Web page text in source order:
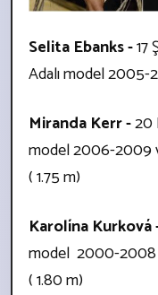
Selita Ebanks -17
Adalımodel2005-
Miranda Kerr -20
model2006-2009
( 1.75 m)
Karolína Kurková
model 2000-2008
( 1.80 m)